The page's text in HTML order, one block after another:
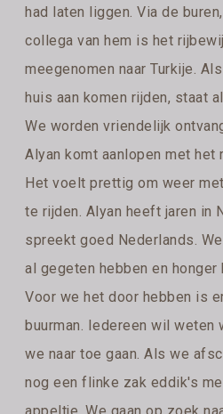
had laten liggen. Via de
collega van hem is het
meegenomen naar Turkije.
huis aan komen rijden, staat
We worden vriendelijk
Alyan komt aanlopen met het
Het voelt prettig om weer
te rijden. Alyan heeft jaren in
spreekt goed Nederlands.
al gegeten hebben en honger
Voor we het door hebben is
buurman. Iedereen wil weten
we naar toe gaan. Als we
nog een flinke zak eddik's
appeltje. We gaan op zoek